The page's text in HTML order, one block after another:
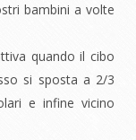
bambini a volte
quando il cibo
si sposta a 2/3
e infine vicino